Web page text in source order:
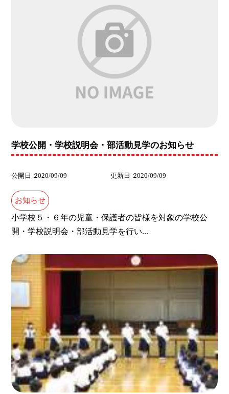
学校公開・学校説明会・部活動見学のお知らせ
公開日 2020/09/09 更新日 2020/09/09
お知らせ
小学校５・６年の児童・保護者の皆様を対象の学校公
開・学校説明会・部活動見学を行い...